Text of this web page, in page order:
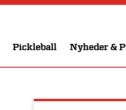
Pickleball Nyheder &